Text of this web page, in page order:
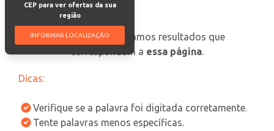
CEP para ver ofertas da sua
região
INFORMAR LOCALIZAÇÃO
oops, não encontramos resultados que
correspondam a essa página.
Dicas:
Verifique se a palavra foi digitada corretamente.
Tente palavras menos específicas.